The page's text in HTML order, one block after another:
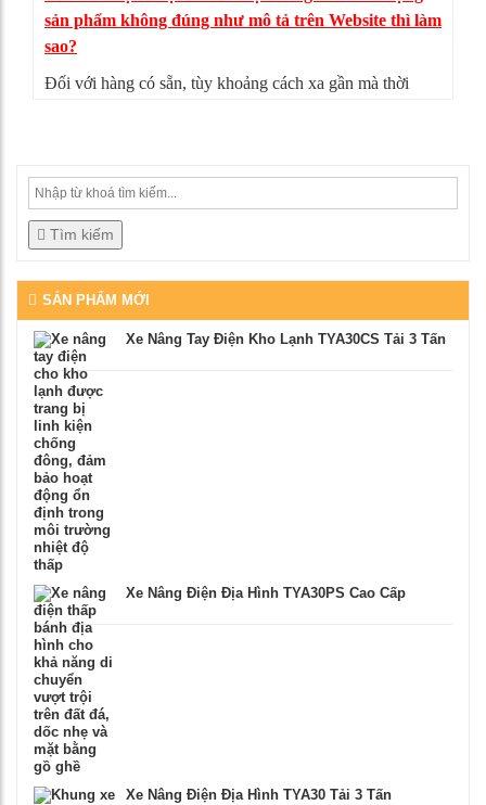
sản phẩm không đúng như mô tả trên Website thì làm
sao?
Đối với hàng có sẵn, tùy khoảng cách xa gần mà thời
Tìm kiếm
SẢN PHẨM MỚI
Xe Nâng Tay Điện Kho Lạnh TYA30CS Tải 3 Tấn
Xe Nâng Điện Địa Hình TYA30PS Cao Cấp
Xe Nâng Điện Địa Hình TYA30 Tải 3 Tấn